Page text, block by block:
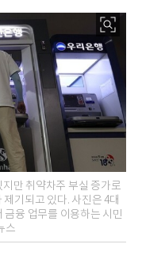
만 취약차주 부실 증가로
기되고 있다. 사진은 4대
금융 업무를 이용하는 시민
스